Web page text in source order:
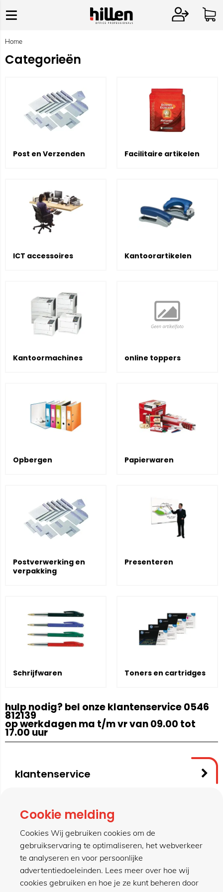
Home
Categorieën
Post en Verzenden Facilitaire artikelen
ICT accessoires Kantoorartikelen
Kantoormachines online toppers
Opbergen Papierwaren
Postverwerking en
verpakking
Presenteren
Schrijfwaren Toners en cartridges
hulp nodig? bel onze klantenservice 0546
812139
op werkdagen ma t/m vr van 09.00 tot
17.00 uur
klantenservice
contact
meer van hillen
Cookie melding
Cookies Wij gebruiken cookies om de
gebruikservaring te optimaliseren, het webverkeer
te analyseren en voor persoonlijke
advertentiedoeleinden. Lees meer over hoe wij
cookies gebruiken en hoe je ze kunt beheren door